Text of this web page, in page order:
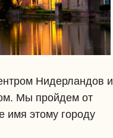
Нидерландов и
Мы пройдем от
имя этому городу